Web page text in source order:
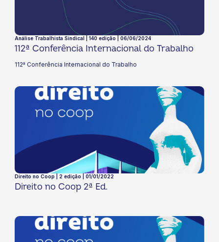
Análise Trabalhista Sindical | 140 edição | 06/06/2024
112ª Conferência Internacional do Trabalho
112ª Conferência Internacional do Trabalho
Direito no Coop | 2 edição | 01/01/2022
Direito no Coop 2ª Ed.